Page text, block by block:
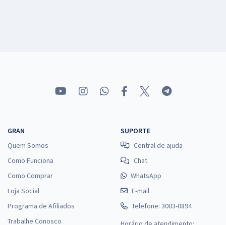
GRAN
Quem Somos
Como Funciona
Como Comprar
Loja Social
Programa de Afiliados
Trabalhe Conosco
SUPORTE
Central de ajuda
Chat
WhatsApp
E-mail
Telefone: 3003-0894